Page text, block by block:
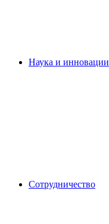
Наука и инновации
Сотрудничество